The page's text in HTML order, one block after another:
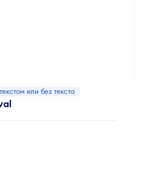
или без текста